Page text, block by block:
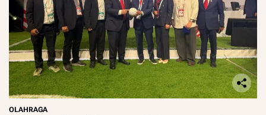
OLAHRAGA